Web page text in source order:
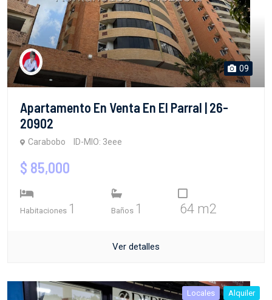
09
Apartamento En Venta En El Parral | 26-
20902
Carabobo ID-MIO: 3eee
$ 85,000
Habitaciones 1 Baños 1 64 m2
Ver detalles
Locales Alquiler